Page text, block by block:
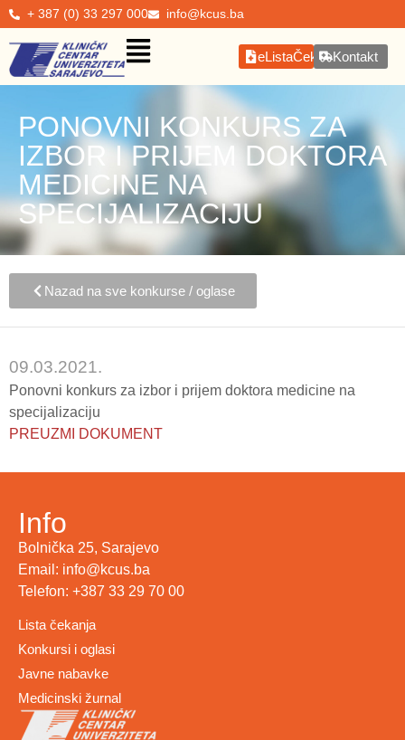
+ 387 (0) 33 297 000 info@kcus.ba
eListaČekanjaKontakt
PONOVNI KONKURS ZA
IZBOR I PRIJEM DOKTORA
MEDICINE NA
SPECIJALIZACIJU
Nazad na sve konkurse / oglase
09.03.2021.
Ponovni konkurs za izbor i prijem doktora medicine na
specijalizaciju
PREUZMI DOKUMENT
Info
Bolnička 25, Sarajevo
Email: info@kcus.ba
Telefon: +387 33 29 70 00
Lista čekanja
Konkursi i oglasi
Javne nabavke
Medicinski žurnal